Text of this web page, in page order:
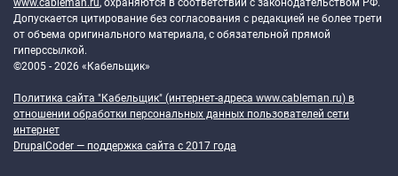
www.cableman.ru, охраняются в соответствии с законодательством РФ.
Допускается цитирование без согласования с редакцией не более трети
от объема оригинального материала, с обязательной прямой
гиперссылкой.
©2005 - 2026 «Кабельщик»
Политика сайта "Кабельщик" (интернет-адреса www.cableman.ru) в
отношении обработки персональных данных пользователей сети
интернет
DrupalCoder — поддержка сайта c 2017 года